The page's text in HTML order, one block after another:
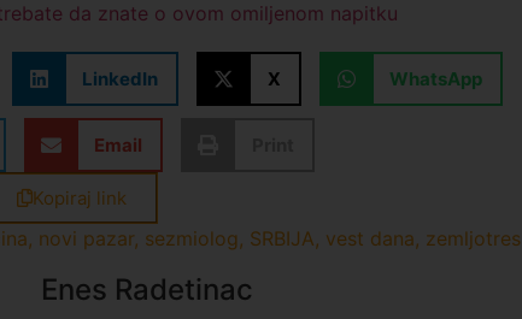
da znate o ovom omiljenom napitku
LinkedIn X WhatsApp
Email
Kopiraj link
, novi pazar, sezmiolog, SRBIJA, vest dana, zemljotres
Enes Radetinac